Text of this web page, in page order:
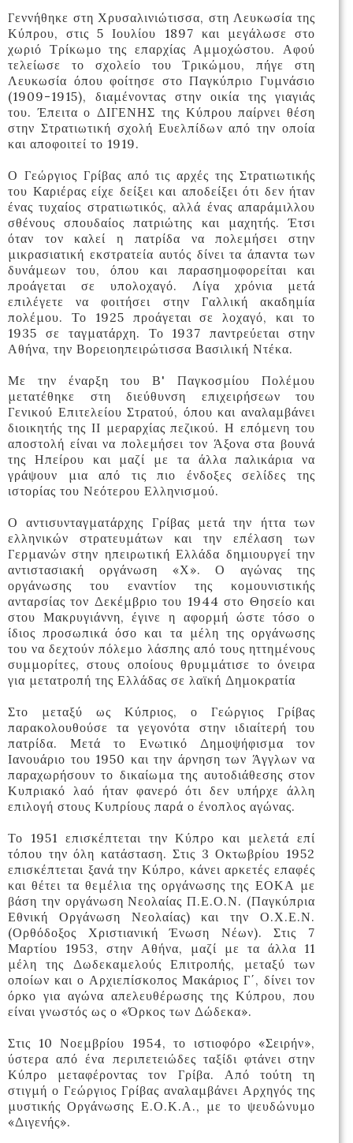
Γεννήθηκε στη Χρυσαλινιώτισσα, στη Λευκωσία της
Κύπρου, στις 5 Ιουλίου 1897 και μεγάλωσε στο
χωριό Τρίκωμο της επαρχίας Αμμοχώστου. Αφού
τελείωσε το σχολείο του Τρικώμου, πήγε στη
Λευκωσία όπου φοίτησε στο Παγκύπριο Γυμνάσιο
(1909-1915), διαμένοντας στην οικία της γιαγιάς
του. Έπειτα ο ΔΙΓΕΝΗΣ της Κύπρου παίρνει θέση
στην Στρατιωτική σχολή Ευελπίδων από την οποία
και αποφοιτεί το 1919.
Ο Γεώργιος Γρίβας από τις αρχές της Στρατιωτικής
του Καριέρας είχε δείξει και αποδείξει ότι δεν ήταν
ένας τυχαίος στρατιωτικός, αλλά ένας απαράμιλλου
σθένους σπουδαίος πατριώτης και μαχητής. Έτσι
όταν τον καλεί η πατρίδα να πολεμήσει στην
μικρασιατική εκστρατεία αυτός δίνει τα άπαντα των
δυνάμεων του, όπου και παρασημοφορείται και
προάγεται σε υπολοχαγό. Λίγα χρόνια μετά
επιλέγετε να φοιτήσει στην Γαλλική ακαδημία
πολέμου. Το 1925 προάγεται σε λοχαγό, και το
1935 σε ταγματάρχη. Το 1937 παντρεύεται στην
Αθήνα, την Βορειοηπειρώτισσα Βασιλική Ντέκα.
Με την έναρξη του Β' Παγκοσμίου Πολέμου
μετατέθηκε στη διεύθυνση επιχειρήσεων του
Γενικού Επιτελείου Στρατού, όπου και αναλαμβάνει
διοικητής της ΙΙ μεραρχίας πεζικού. Η επόμενη του
αποστολή είναι να πολεμήσει τον Άξονα στα βουνά
της Ηπείρου και μαζί με τα άλλα παλικάρια να
γράψουν μια από τις πιο ένδοξες σελίδες της
ιστορίας του Νεότερου Ελληνισμού.
Ο αντισυνταγματάρχης Γρίβας μετά την ήττα των
ελληνικών στρατευμάτων και την επέλαση των
Γερμανών στην ηπειρωτική Ελλάδα δημιουργεί την
αντιστασιακή οργάνωση «Χ». Ο αγώνας της
οργάνωσης του εναντίον της κομουνιστικής
ανταρσίας τον Δεκέμβριο του 1944 στο Θησείο και
στου Μακρυγιάννη, έγινε η αφορμή ώστε τόσο ο
ίδιος προσωπικά όσο και τα μέλη της οργάνωσης
του να δεχτούν πόλεμο λάσπης από τους ηττημένους
συμμορίτες, στους οποίους θρυμμάτισε το όνειρα
για μετατροπή της Ελλάδας σε λαϊκή Δημοκρατία
Στο μεταξύ ως Κύπριος, ο Γεώργιος Γρίβας
παρακολουθούσε τα γεγονότα στην ιδιαίτερή του
πατρίδα. Μετά το Ενωτικό Δημοψήφισμα τον
Ιανουάριο του 1950 και την άρνηση των Άγγλων να
παραχωρήσουν το δικαίωμα της αυτοδιάθεσης στον
Κυπριακό λαό ήταν φανερό ότι δεν υπήρχε άλλη
επιλογή στους Κυπρίους παρά ο ένοπλος αγώνας.
Το 1951 επισκέπτεται την Κύπρο και μελετά επί
τόπου την όλη κατάσταση. Στις 3 Οκτωβρίου 1952
επισκέπτεται ξανά την Κύπρο, κάνει αρκετές επαφές
και θέτει τα θεμέλια της οργάνωσης της ΕΟΚΑ με
βάση την οργάνωση Νεολαίας Π.Ε.Ο.Ν. (Παγκύπρια
Εθνική Οργάνωση Νεολαίας) και την Ο.Χ.Ε.Ν.
(Ορθόδοξος Χριστιανική Ένωση Νέων). Στις 7
Μαρτίου 1953, στην Αθήνα, μαζί με τα άλλα 11
μέλη της Δωδεκαμελούς Επιτροπής, μεταξύ των
οποίων και ο Αρχιεπίσκοπος Μακάριος Γ΄, δίνει τον
όρκο για αγώνα απελευθέρωσης της Κύπρου, που
είναι γνωστός ως ο «Όρκος των Δώδεκα».
Στις 10 Νοεμβρίου 1954, το ιστιοφόρο «Σειρήν»,
ύστερα από ένα περιπετειώδες ταξίδι φτάνει στην
Κύπρο μεταφέροντας τον Γρίβα. Από τούτη τη
στιγμή ο Γεώργιος Γρίβας αναλαμβάνει Αρχηγός της
μυστικής Οργάνωσης Ε.Ο.Κ.Α., με το ψευδώνυμο
«Διγενής».